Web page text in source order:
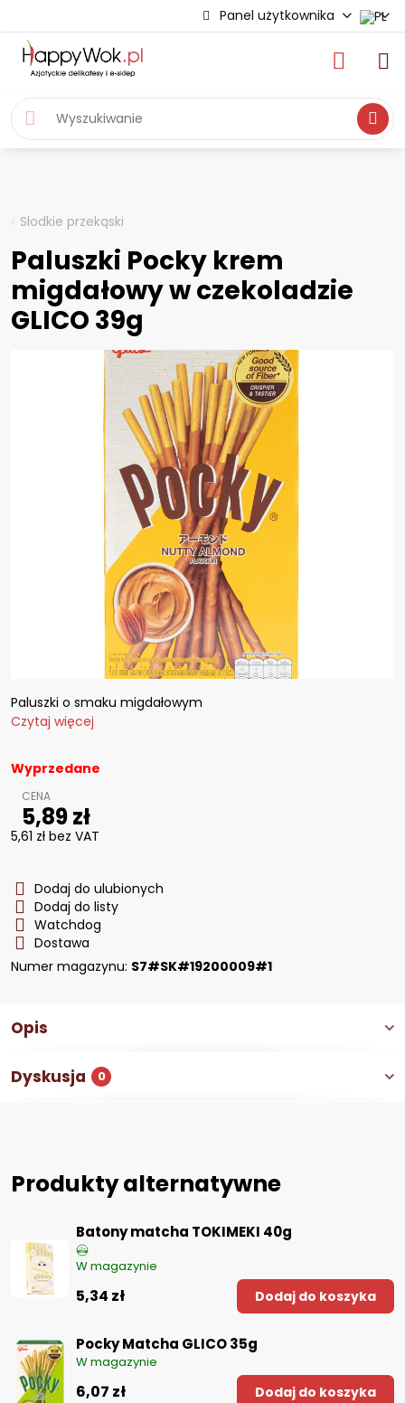
Panel użytkownika
Słodkie przekąski
Paluszki Pocky krem
migdałowy w czekoladzie
GLICO 39g
Paluszki o smaku migdałowym
Czytaj więcej
Wyprzedane
5,89 zł
5,61 zł bez VAT
Dodaj do ulubionych
Dodaj do listy
Watchdog
Dostawa
Numer magazynu: S7#SK#19200009#1
Opis
Dyskusja 0
Produkty alternatywne
Batony matcha TOKIMEKI 40g
W magazynie
5,34 zł Dodaj do koszyka
Pocky Matcha GLICO 35g
W magazynie
6,07 zł Dodaj do koszyka